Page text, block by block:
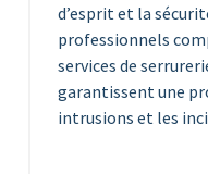
d’esprit et la
professionnels
services de
garantissent une
intrusions et les